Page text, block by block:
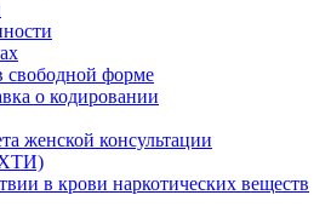
свободной форме
о кодировании
женской консультации
в крови наркотических веществ